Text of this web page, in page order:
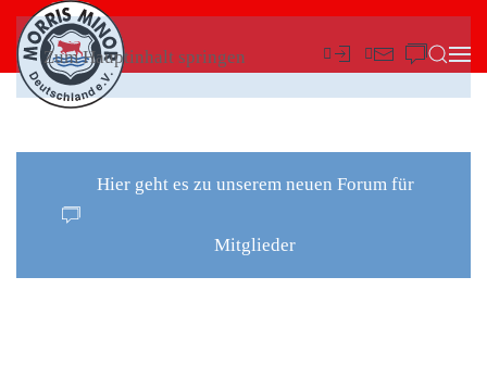
Zum Hauptinhalt springen
Hier geht es zu unserem neuen Forum für
Mitglieder